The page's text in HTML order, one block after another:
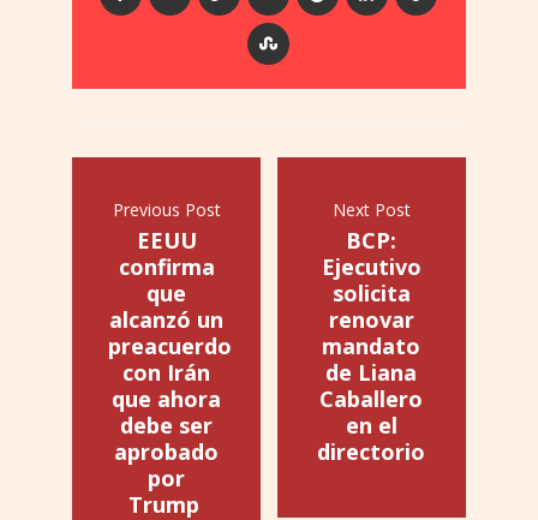
Previous Post
EEUU
confirma
que
alcanzó un
preacuerdo
con Irán
que ahora
debe ser
aprobado
por
Trump
Next Post
BCP:
Ejecutivo
solicita
renovar
mandato
de Liana
Caballero
en el
directorio